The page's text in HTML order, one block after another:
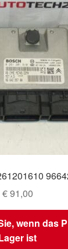
€91,00
wenn das
ist